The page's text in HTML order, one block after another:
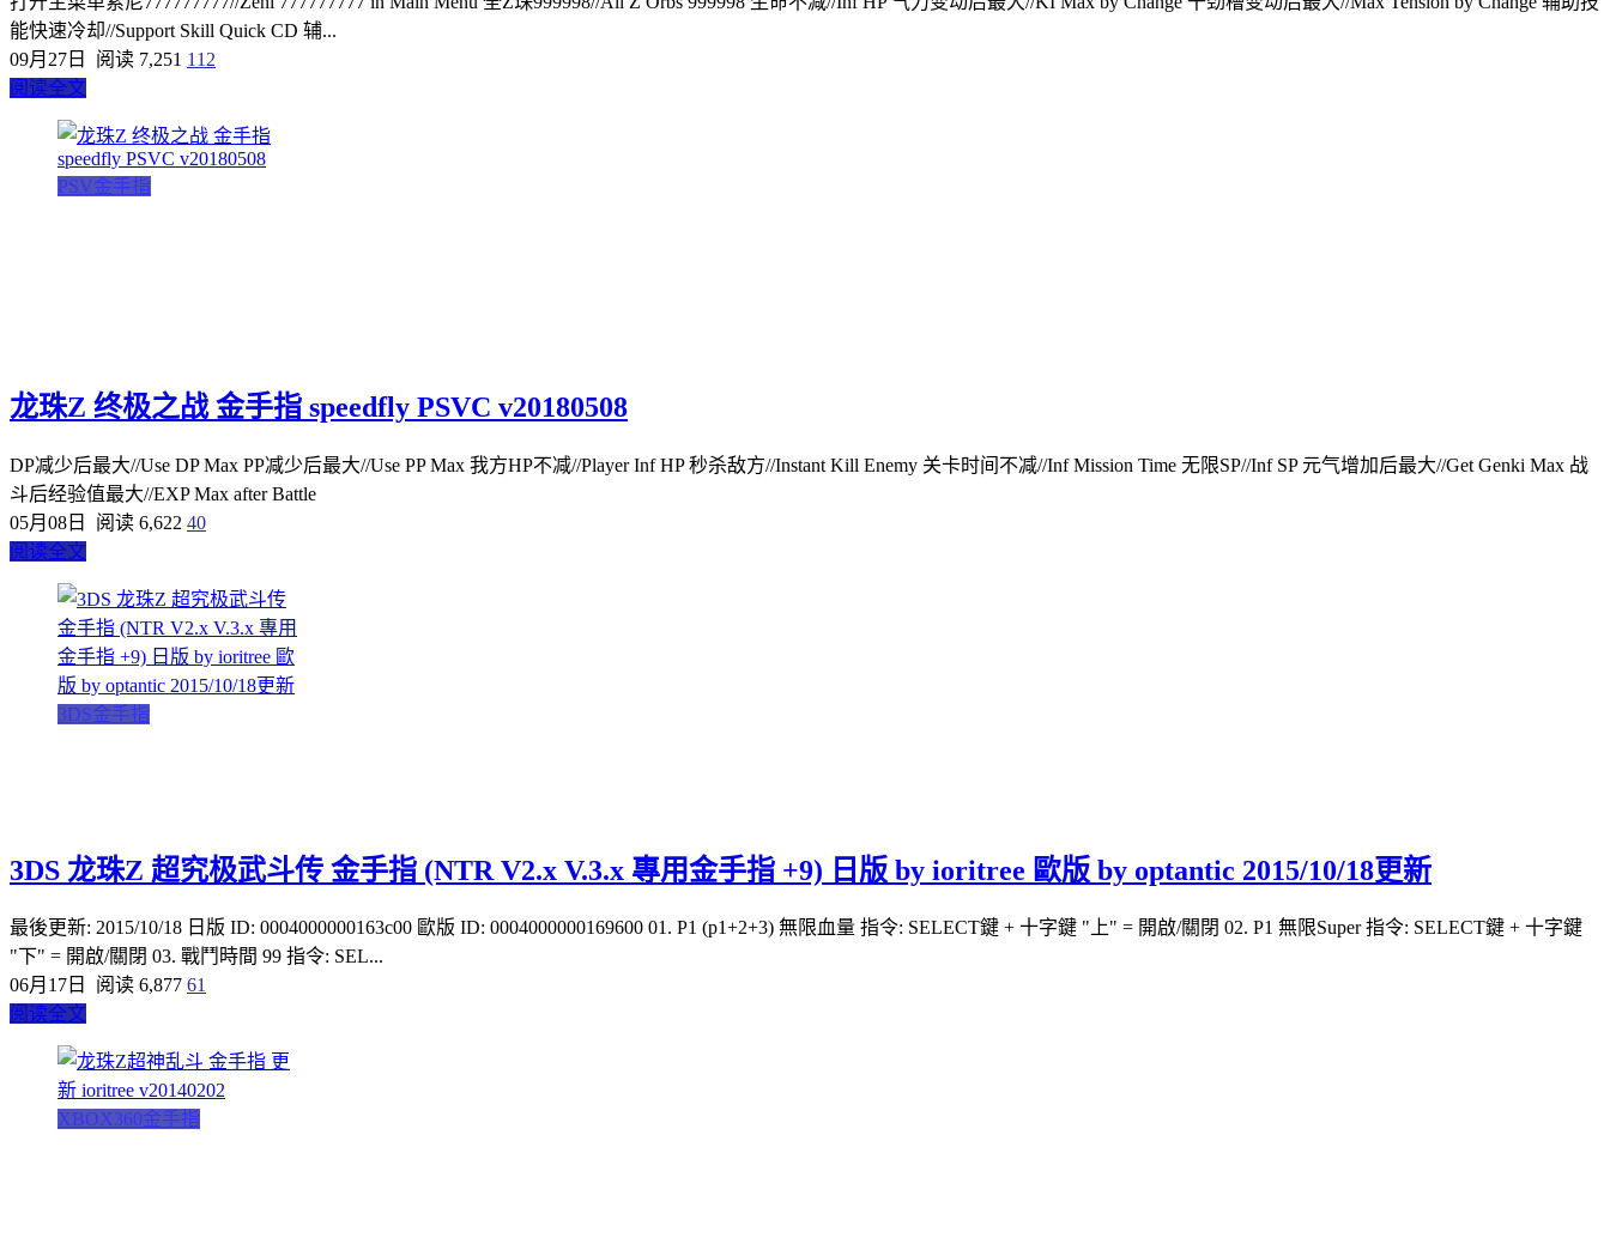
能快速冷却//Support Skill Quick CD 辅...
09月27日
阅读 7,251 112
阅读全文
PSV金手指
龙珠Z 终极之战 金手指 speedfly PSVC v20180508
DP减少后最大//Use DP Max PP减少后最大//Use PP Max 我方HP不减//Player Inf HP 秒杀敌方//Instant Kill Enemy 关卡时间不减//Inf Mission Time 无限SP//Inf SP 元气增加后最大//Get Genki Max 战
斗后经验值最大//EXP Max after Battle
05月08日
阅读 6,622 40
阅读全文
3DS金手指
3DS 龙珠Z 超究极武斗传 金手指 (NTR V2.x V.3.x 專用金手指 +9) 日版 by ioritree 歐版 by optantic 2015/10/18更新
最後更新: 2015/10/18 日版 ID: 0004000000163c00 歐版 ID: 0004000000169600 01. P1 (p1+2+3) 無限血量 指令: SELECT鍵 + 十字鍵 "上" = 開啟/關閉 02. P1 無限Super 指令: SELECT鍵 + 十字鍵
"下" = 開啟/關閉 03. 戰鬥時間 99 指令: SEL...
06月17日
阅读 6,877 61
阅读全文
XBOX360金手指